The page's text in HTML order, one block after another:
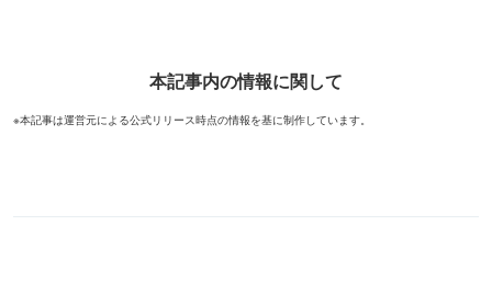
本記事内の情報に関して
※本記事は運営元による公式リリース時点の情報を基に制作しています。